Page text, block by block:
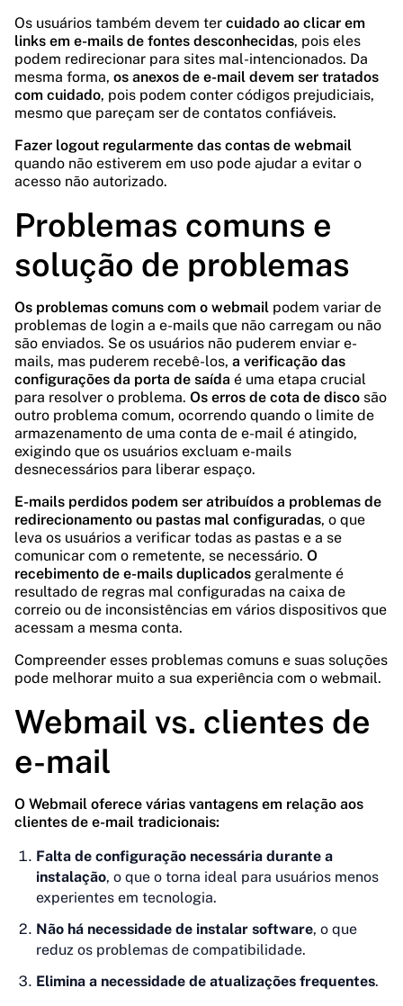
Os usuários também devem ter cuidado ao clicar em
links em e-mails de fontes desconhecidas, pois eles
podem redirecionar para sites mal-intencionados. Da
mesma forma, os anexos de e-mail devem ser tratados
com cuidado, pois podem conter códigos prejudiciais,
mesmo que pareçam ser de contatos confiáveis.
Fazer logout regularmente das contas de webmail
quando não estiverem em uso pode ajudar a evitar o
acesso não autorizado.
Problemas comuns e
solução de problemas
Os problemas comuns com o webmail podem variar de
problemas de login a e-mails que não carregam ou não
são enviados. Se os usuários não puderem enviar e-
mails, mas puderem recebê-los, a verificação das
configurações da porta de saída é uma etapa crucial
para resolver o problema. Os erros de cota de disco são
outro problema comum, ocorrendo quando o limite de
armazenamento de uma conta de e-mail é atingido,
exigindo que os usuários excluam e-mails
desnecessários para liberar espaço.
E-mails perdidos podem ser atribuídos a problemas de
redirecionamento ou pastas mal configuradas, o que
leva os usuários a verificar todas as pastas e a se
comunicar com o remetente, se necessário. O
recebimento de e-mails duplicados geralmente é
resultado de regras mal configuradas na caixa de
correio ou de inconsistências em vários dispositivos que
acessam a mesma conta.
Compreender esses problemas comuns e suas soluções
pode melhorar muito a sua experiência com o webmail.
Webmail vs. clientes de
e-mail
O Webmail oferece várias vantagens em relação aos
clientes de e-mail tradicionais:
Falta de configuração necessária durante a
instalação, o que o torna ideal para usuários menos
experientes em tecnologia.
Não há necessidade de instalar software, o que
reduz os problemas de compatibilidade.
Elimina a necessidade de atualizações frequentes.